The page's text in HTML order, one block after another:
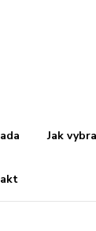
Jak